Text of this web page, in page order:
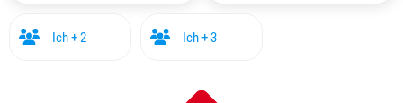
Ich + 2 Ich + 3